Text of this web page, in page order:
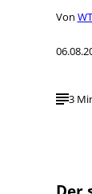
Von
3